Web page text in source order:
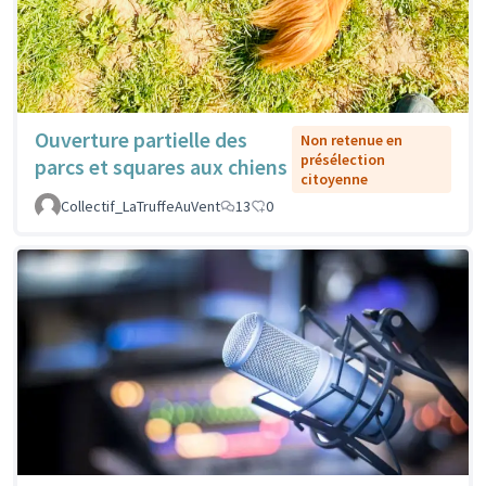
Ouverture partielle des
parcs et squares aux chiens
Non retenue en
présélection
citoyenne
Collectif_LaTruffeAuVent
13 0